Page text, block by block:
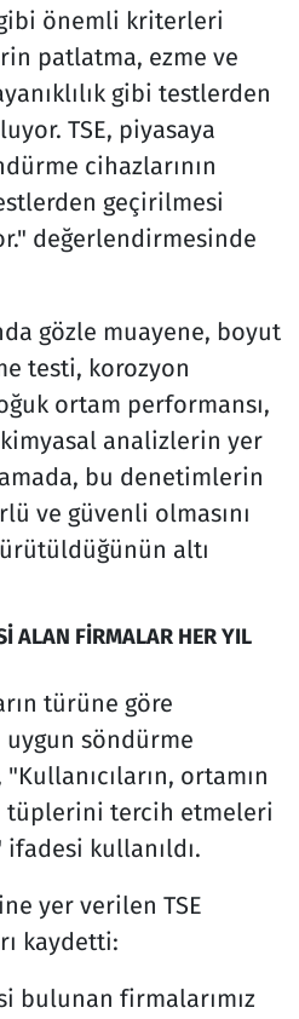
önemli kriterleri
patlatma, ezme ve
gibi testlerden
TSE, piyasaya
cihazlarının
geçirilmesi
değerlendirmesinde
gözle muayene, boyut
testi, korozyon
ortam performansı,
analizlerin yer
bu denetimlerin
ve güvenli olmasını
altı
ALAN FİRMALAR HER YIL
türüne göre
uygun söndürme
ortamın
tüplerini tercih etmeleri
ifadesi kullanıldı.
yer verilen TSE
kaydetti:
bulunan firmalarımız